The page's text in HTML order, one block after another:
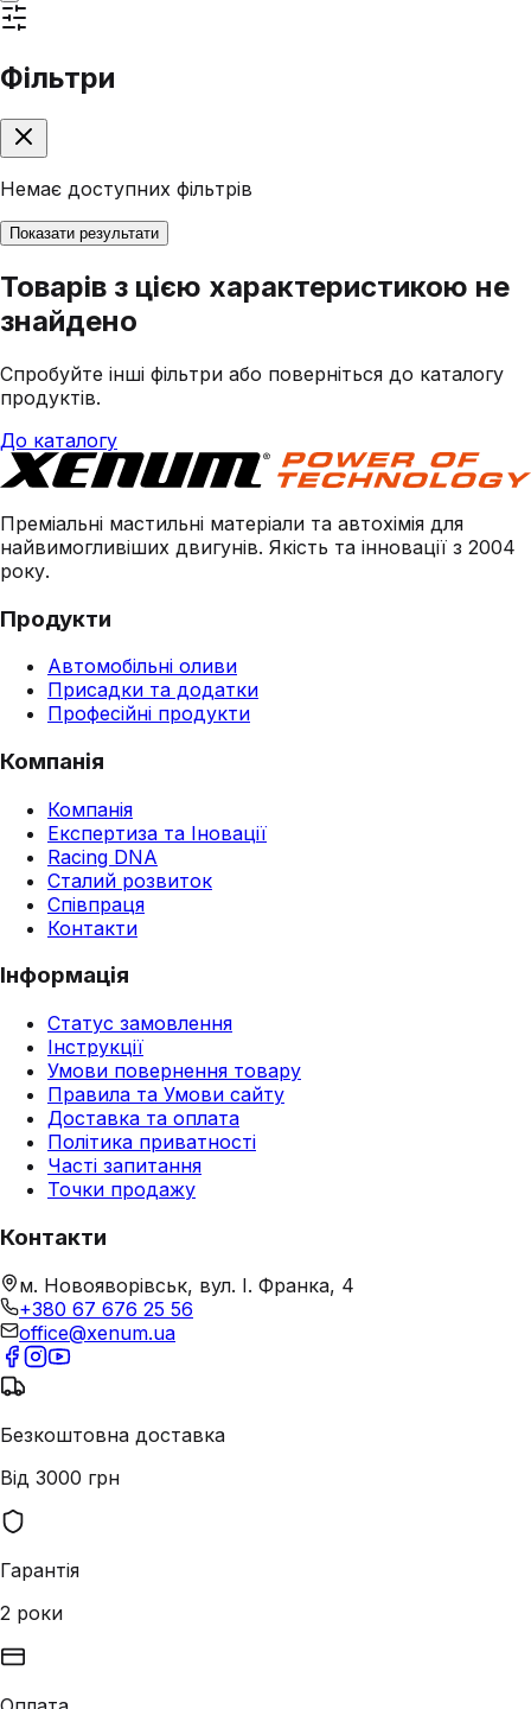
Фільтри
Немає доступних фільтрів
Показати результати
Товарів з цією характеристикою не
знайдено
Спробуйте інші фільтри або поверніться до каталогу
продуктів.
До каталогу
Преміальні мастильні матеріали та автохімія для
найвимогливіших двигунів. Якість та інновації з 2004
року.
Продукти
Автомобільні оливи
Присадки та додатки
Професійні продукти
Компанія
Компанія
Експертиза та Іновації
Racing DNA
Сталий розвиток
Співпраця
Контакти
Інформація
Статус замовлення
Інструкції
Умови повернення товару
Правила та Умови сайту
Доставка та оплата
Політика приватності
Часті запитання
Точки продажу
Контакти
м. Новояворівськ, вул. І. Франка, 4
+380 67 676 25 56
office@xenum.ua
Безкоштовна доставка
Від 3000 грн
Гарантія
2 роки